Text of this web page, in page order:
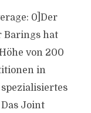
0]Der
Barings hat
von 200
in
Joint